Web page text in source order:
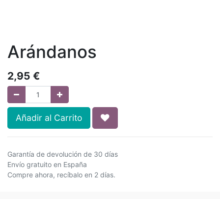
Arándanos
2,95 €
Añadir al Carrito
Garantía de devolución de 30 días
Envío gratuito en España
Compre ahora, recíbalo en 2 días.